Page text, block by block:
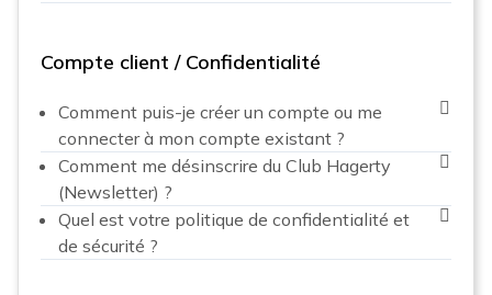
Compte client / Confidentialité
Comment puis-je créer un compte ou me
connecter à mon compte existant ?
Comment me désinscrire du Club Hagerty
(Newsletter) ?
Quel est votre politique de confidentialité et
de sécurité ?